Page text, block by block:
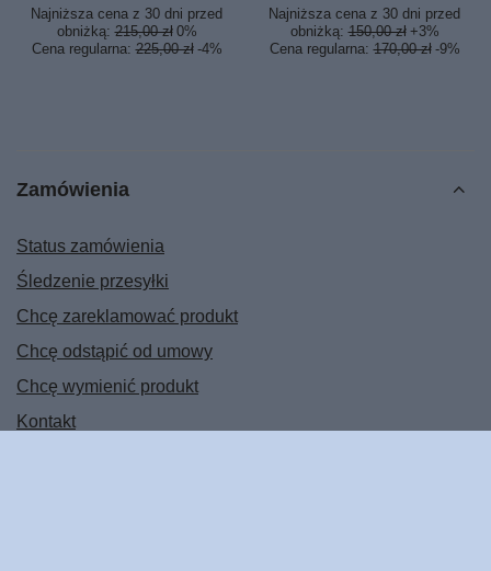
Najniższa cena z 30 dni przed
obniżką:215,00 zł 0%
Cena regularna:225,00 zł -4%
Najniższa cena z 30 dni przed
obniżką:150,00 zł +3%
Cena regularna:170,00 zł -9%
Zamówienia
Status zamówienia
Śledzenie przesyłki
Chcę zareklamować produkt
Chcę odstąpić od umowy
Chcę wymienić produkt
Kontakt